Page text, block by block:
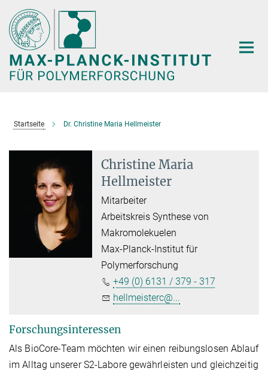
Hauptinhalt
Startseite Dr. Christine Maria Hellmeister
Christine Maria
Hellmeister
Mitarbeiter
Arbeitskreis Synthese von
Makromolekuelen
Max-Planck-Institut für
Polymerforschung
+49 (0) 6131 / 379 - 317
hellmeisterc@...
Forschungsinteressen
Als BioCore-Team möchten wir einen reibungslosen Ablauf
im Alltag unserer S2-Labore gewährleisten und gleichzeitig